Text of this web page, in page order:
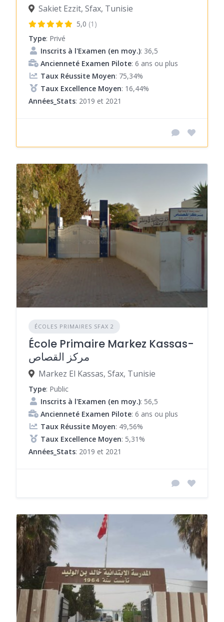
Sakiet Ezzit, Sfax, Tunisie
5,0 (1)
Type: Privé
Inscrits à l'Examen (en moy.): 36,5
Ancienneté Examen Pilote: 6 ans ou plus
Taux Réussite Moyen: 75,34%
Taux Excellence Moyen: 16,44%
Années_Stats: 2019 et 2021
ÉCOLES PRIMAIRES SFAX 2
École Primaire Markez Kassas-
مركز القصاص
Markez El Kassas, Sfax, Tunisie
Type: Public
Inscrits à l'Examen (en moy.): 56,5
Ancienneté Examen Pilote: 6 ans ou plus
Taux Réussite Moyen: 49,56%
Taux Excellence Moyen: 5,31%
Années_Stats: 2019 et 2021